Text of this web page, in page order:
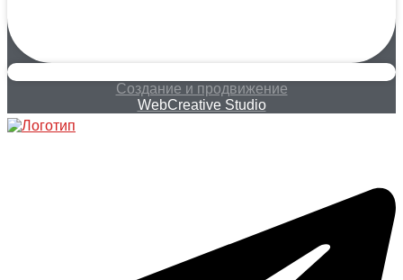
Создание и продвижение
WebCreative Studio